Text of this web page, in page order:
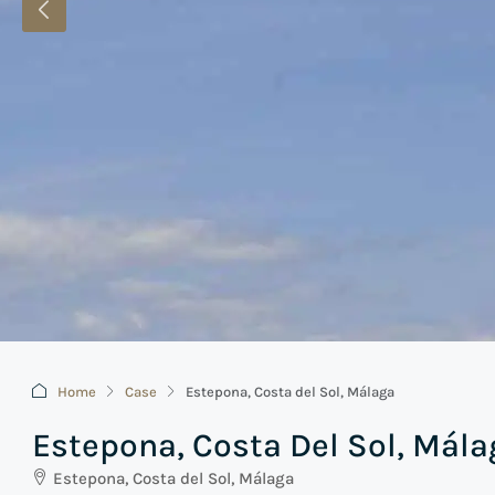
Home Case Estepona, Costa del Sol, Málaga
Estepona, Costa Del Sol,
Estepona, Costa del Sol, Málaga